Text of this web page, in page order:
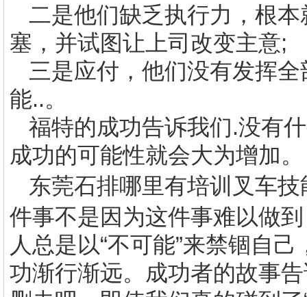
二是他们缺乏执行力，根
塞，并试图让上司改变主意;
三是应付，他们没有发挥
能..。
福特的成功告诉我们.没有
成功的可能性就会大为增加。
东莞石排哪里有培训叉车
件事不是因为这件事难以做
人总是以“不可能”来禁锢自
功渐行渐远。成功者的故事